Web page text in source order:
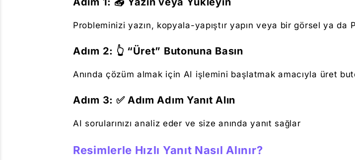
Probleminizi yazın, kopyala-yapıştır yapın veya bir görsel ya da
Adım 2: 👆 “Üret” Butonuna Basın
Anında çözüm almak için AI işlemini başlatmak amacıyla üret
Adım 3: ✅ Adım Adım Yanıt Alın
AI sorularınızı analiz eder ve size anında yanıt sağlar
Resimlerle Hızlı Yanıt Nasıl Alınır?